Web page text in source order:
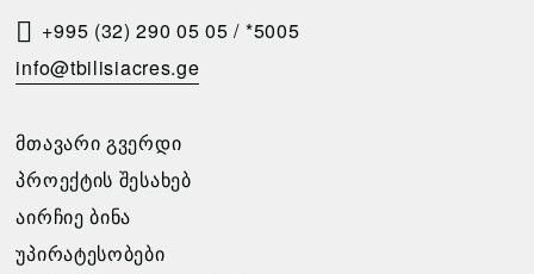
Ო
Თ
Ო
Ვ
Ნ
Ა
+995 (32) 290 05 05 / *5005
info@tbilisiacres.ge
ᲛᲗᲐᲕᲐᲠᲘ ᲒᲕᲔᲠᲓᲘ
ᲞᲠᲝᲔᲥᲢᲘᲡ ᲨᲔᲡᲐᲮᲔᲑ
ᲐᲘᲠᲩᲘᲔ ᲑᲘᲜᲐ
ᲣᲞᲘᲠᲐᲢᲔᲡᲝᲑᲔᲑᲘ